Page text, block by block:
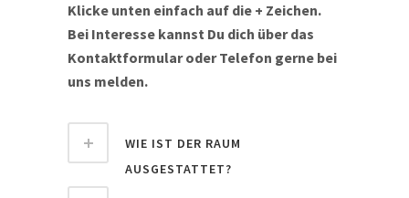
Klicke unten einfach auf die + Zeichen.
Bei Interesse kannst Du dich über das
Kontaktformular oder Telefon gerne bei
uns melden.
WIE IST DER RAUM
AUSGESTATTET?